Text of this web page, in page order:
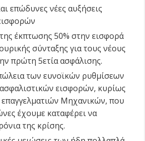
επώδυνες νέες αυξήσεις
έκπτωσης 50% στην εισφορά
σύνταξης για τους νέους
πρώτη 5ετία ασφάλισης.
των ευνοϊκών ρυθμίσεων
εισφορών, κυρίως
Μηχανικών, που
έχουμε καταφέρει να
της κρίσης.